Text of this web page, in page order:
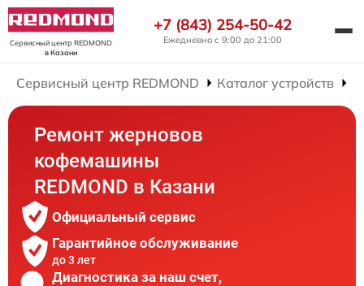
Сервисный центр REDMOND
в Казани
+7 (843) 254-50-42
Ежедневно с 9:00 до 21:00
Сервисный центр REDMOND Каталог устройств
Ремонт жерновов
кофемашины
REDMOND в Казани
Официальный сервис
Гарантийное обслуживание
до 3 лет
Диагностика за наш счет,